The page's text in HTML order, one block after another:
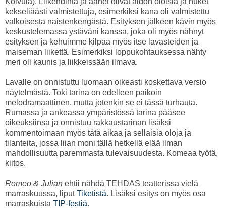
kekseliäästi valmistettuja, esimerkiksi kana oli valmistettu
valkoisesta naistenkengästä. Esityksen jälkeen kävin myös
keskustelemassa ystäväni kanssa, joka oli myös nähnyt
esityksen ja kehuimme kilpaa myös itse lavasteiden ja
maiseman liikettä. Esimerkiksi loppukohtauksessa nähty
meri oli kaunis ja liikkeissään ilmava.
Lavalle on onnistuttu luomaan oikeasti koskettava versio
näytelmästä. Toki tarina on edelleen paikoin
melodramaattinen, mutta jotenkin se ei tässä turhauta.
Rumassa ja ankeassa ympäristössä tarina pääsee
oikeuksiinsa ja onnistuu rakkaustarinan lisäksi
kommentoimaan myös tätä aikaa ja sellaisia oloja ja
tilanteita, jossa liian moni tällä hetkellä elää ilman
mahdollisuutta paremmasta tulevaisuudesta. Komeaa työtä,
kiitos.
Romeo & Julian ehtii nähdä TEHDAS teatterissa vielä
marraskuussa, liputTiketistä. Lisäksi esitys on myös osa
marraskuista TIP-festiä.